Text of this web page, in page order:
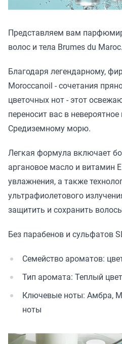
Представляем вам
волос и тела Brumes du Maroc.
Благодаря легендарному,
Moroccanoil - сочетания
цветочных нот - этот
переносит вас в
Средиземному морю.
Легкая формула включает
аргановое масло и витамин
увлажнения, а также
ультрафиолетового
защитить и сохранить
Без парабенов и сульфатов
Семейство ароматов:
Тип аромата: Теплый
Ключевые ноты: Амбра,
ноты